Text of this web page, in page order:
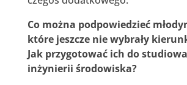
Co można podpowiedzieć
które jeszcze nie wybrały
Jak przygotować ich do
inżynierii środowiska?